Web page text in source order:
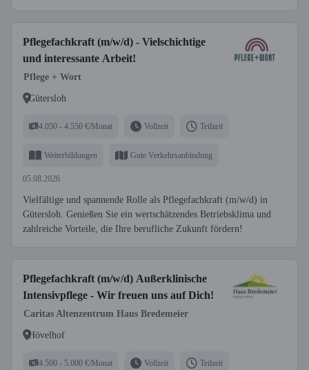
Pflegefachkraft (m/w/d) - Vielschichtige
und interessante Arbeit!
Pflege + Wort
Gütersloh
4.050 - 4.550 €/Monat Vollzeit Teilzeit
Weiterbildungen Gute Verkehrsanbindung
05.08.2026
Vielfältige und spannende Rolle als Pflegefachkraft (m/w/d) in
Gütersloh. Genießen Sie ein wertschätzendes Betriebsklima und
zahlreiche Vorteile, die Ihre berufliche Zukunft fördern!
Pflegefachkraft (m/w/d) Außerklinische
Intensivpflege - Wir freuen uns auf Dich!
Caritas Altenzentrum Haus Bredemeier
Hövelhof
4.500 - 5.000 €/Monat Vollzeit Teilzeit